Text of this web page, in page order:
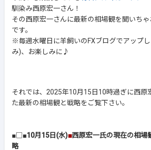
馴染み西原宏一さん！
その西原宏一さんに最新の相場観を聞いち
です。
※毎週水曜日に羊飼いのFXブログでアップ
み)、お楽しみに♪
それでは、2025年10月15日10時過ぎに西原
た最新の相場観と戦略をご覧下さい。
■□■10月15日(水)■西原宏一氏の現在の相場
略